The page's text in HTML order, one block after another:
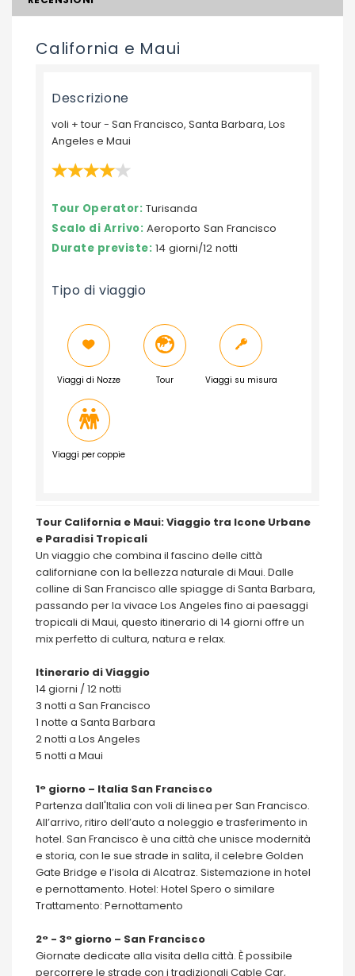
California e Maui
Descrizione
voli + tour - San Francisco, Santa Barbara, Los
Angeles e Maui
Tour Operator: Turisanda
Scalo di Arrivo: Aeroporto San Francisco
Durate previste: 14 giorni/12 notti
Tipo di viaggio
Viaggi di Nozze Tour Viaggi su misura
Viaggi per coppie
Tour California e Maui: Viaggio tra Icone Urbane
e Paradisi Tropicali
Un viaggio che combina il fascino delle città
californiane con la bellezza naturale di Maui. Dalle
colline di San Francisco alle spiagge di Santa Barbara,
passando per la vivace Los Angeles fino ai paesaggi
tropicali di Maui, questo itinerario di 14 giorni offre un
mix perfetto di cultura, natura e relax.
Itinerario di Viaggio
14 giorni / 12 notti
3 notti a San Francisco
1 notte a Santa Barbara
2 notti a Los Angeles
5 notti a Maui
1° giorno – Italia San Francisco
Partenza dall'Italia con voli di linea per San Francisco.
All’arrivo, ritiro dell’auto a noleggio e trasferimento in
hotel. San Francisco è una città che unisce modernità
e storia, con le sue strade in salita, il celebre Golden
Gate Bridge e l’isola di Alcatraz. Sistemazione in hotel
e pernottamento. Hotel: Hotel Spero o similare
Trattamento: Pernottamento
2° - 3° giorno – San Francisco
Giornate dedicate alla visita della città. È possibile
percorrere le strade con i tradizionali Cable Car,